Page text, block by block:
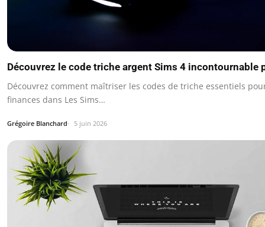
Découvrez le code triche argent Sims 4 incontournable
Découvrez comment maîtriser les codes de triche essentiels
finances dans Les Sims…
Grégoire Blanchard 5 juin 2026